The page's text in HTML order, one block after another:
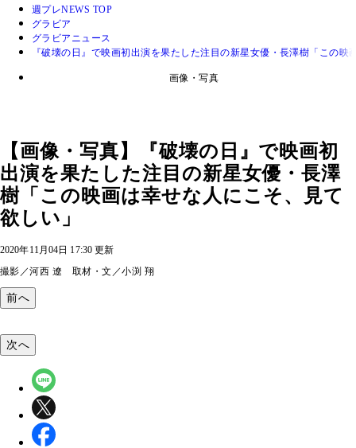
週プレNEWS TOP
グラビア
グラビアニュース
『破壊の日』で映画初出演を果たした注目の新星女優・長澤樹「この
画像・写真
【画像・写真】『破壊の日』で映画初
出演を果たした注目の新星女優・長澤
樹「この映画は幸せな人にこそ、見て
欲しい」
2020年11月04日 17:30 更新
撮影／河西 遼 取材・文／小渕 翔
前へ
次へ